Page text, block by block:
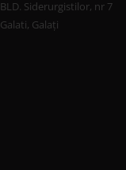
BLD. Siderurgistilor, nr 7
Galati, Galați